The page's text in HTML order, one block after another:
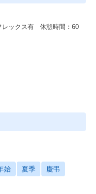
）、Trust（信頼）の
び)を足したものが私た
書籍"Team Geek"を参考
一読いただければと思い
夢を語りたい！という方
、データ分析、各種
し、
ション)実現に向けたコン
Garage）を行っていま
と共同チームを結成し、
・環境も含めた改革を推
レックス有 休憩時間：60
始 夏季 慶弔